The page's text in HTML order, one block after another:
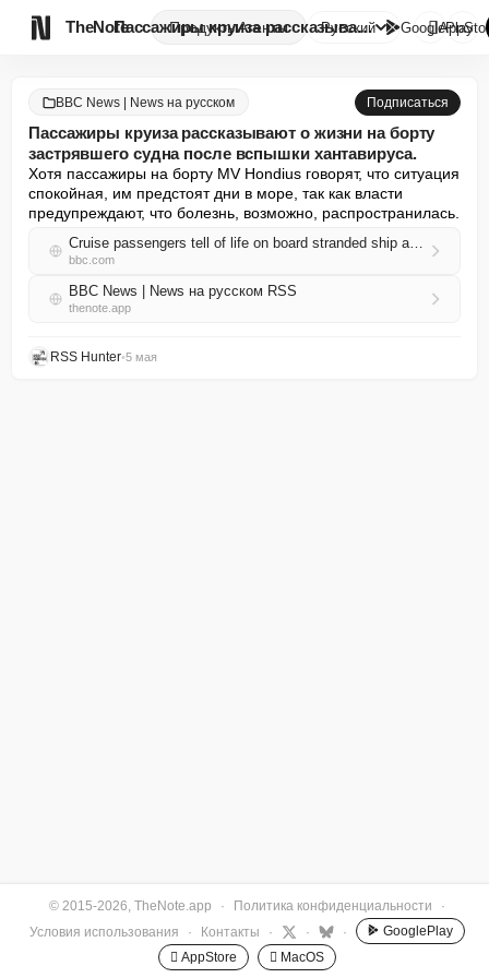
TheNote ПродуктыАгенты Пассажиры круиза рассказывают ...
Русский GooglePlay

BBC News | News на русском Подписаться
Пассажиры круиза рассказывают о жизни на борту
застрявшего судна после вспышки хантавируса.
Хотя пассажиры на борту MV Hondius говорят, что ситуация
спокойная, им предстоят дни в море, так как власти
предупреждают, что болезнь, возможно, распространилась.
Cruise passengers tell of life on board stranded ship after hantavirus outbreak
bbc.com
BBC News | News на русском RSS
thenote.app
RSS Hunter•5 мая
© 2015-2026, TheNote.app · Политика конфиденциальности
·
Условия использования
· Контакты · · ·
GooglePlay
 AppStore
 MacOS